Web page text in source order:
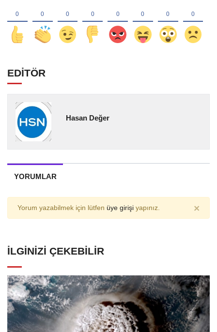
EDİTÖR
Hasan Değer
YORUMLAR
Yorum yazabilmek için lütfen üye girişi yapınız. ×
İLGINIZI ÇEKEBILIR